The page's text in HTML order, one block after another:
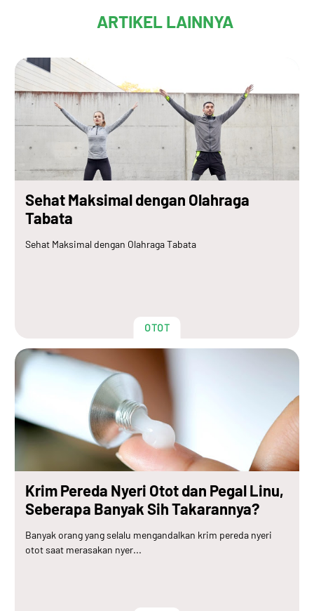
ARTIKEL LAINNYA
Sehat Maksimal dengan Olahraga
Tabata
Sehat Maksimal dengan Olahraga Tabata
OTOT
Krim Pereda Nyeri Otot dan Pegal Linu,
Seberapa Banyak Sih Takarannya?
Banyak orang yang selalu mengandalkan krim pereda nyeri
otot saat merasakan nyer...